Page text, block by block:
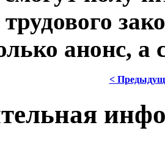
анонс,
<